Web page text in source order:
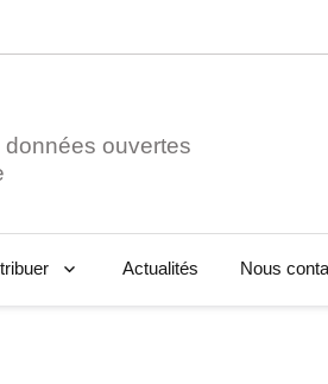
ouvertes
Actualités Nous